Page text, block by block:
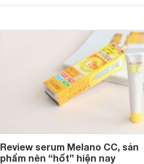
Review serum Melano CC, sản
phẩm nên “hốt” hiện nay